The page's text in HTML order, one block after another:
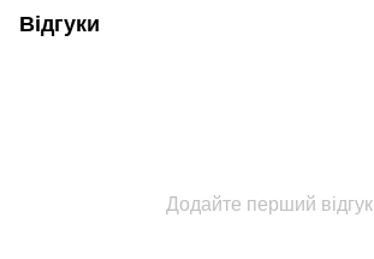
Відгуки
Додайте перший відгук